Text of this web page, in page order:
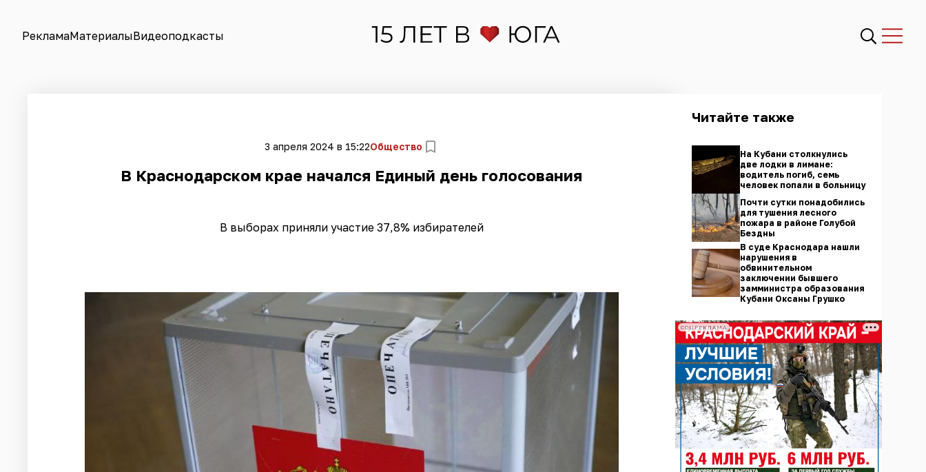
РекламаМатериалыВидеоподкасты
3 апреля 2024 в 15:22Общество
​В Краснодарском крае начался Единый день голосования
В выборах приняли участие 37,8% избирателей
Читайте также
На Кубани столкнулись
две лодки в лимане:
водитель погиб, семь
человек попали в больницу
Почти сутки понадобились
для тушения лесного
пожара в районе Голубой
Бездны
В суде Краснодара нашли
нарушения в
обвинительном
заключении бывшего
замминистра образования
Кубани Оксаны Грушко
СОЦРЕКЛАМА